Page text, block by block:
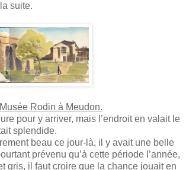
suite.
Rodin à Meudon.
pour y arriver, mais l’endroit en valait le
splendide.
beau ce jour-là, il y avait une belle
prévenu qu’à cette période l’année,
gris, il faut croire que la chance jouait en